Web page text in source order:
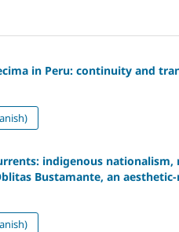
in Peru: continuity and
indigenous
Bustamante, an